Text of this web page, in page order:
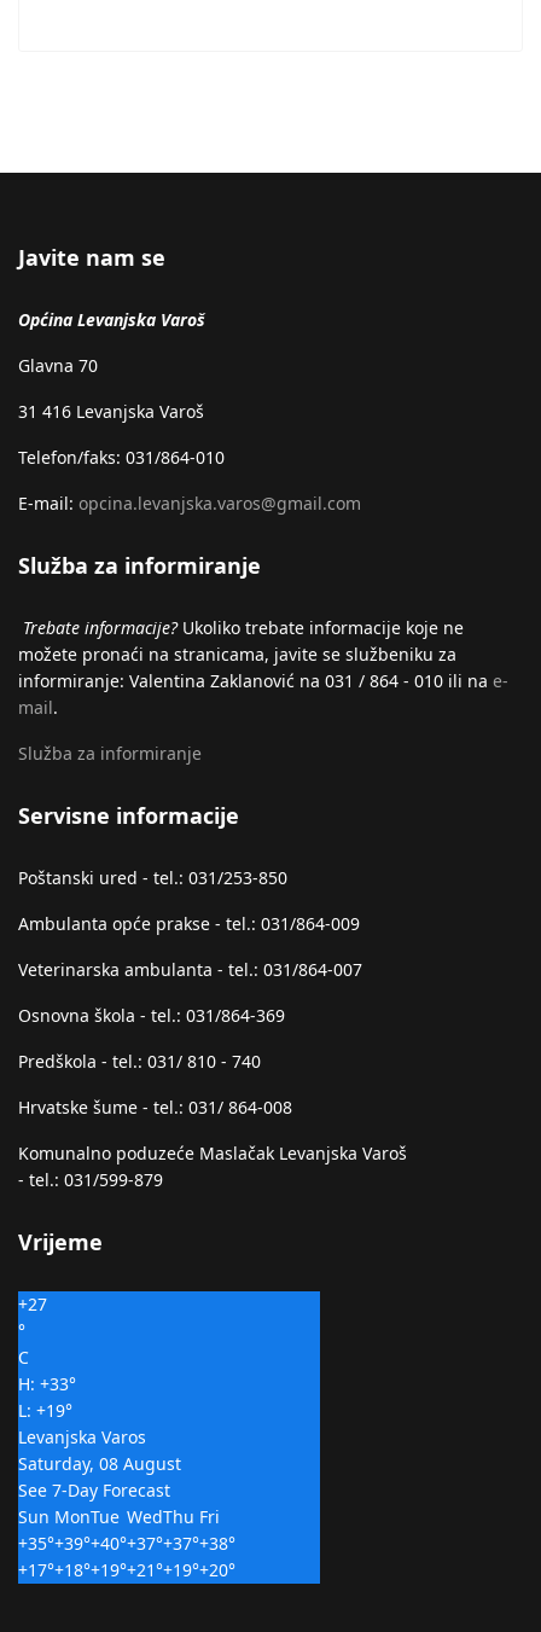
Javite nam se
Općina Levanjska Varoš
Glavna 70
31 416 Levanjska Varoš
Telefon/faks: 031/864-010
E-mail: opcina.levanjska.varos@gmail.com
Služba za informiranje
Trebate informacije?Ukoliko trebate informacije koje ne
možete pronaći na stranicama, javite se službeniku za
informiranje: Valentina Zaklanović na 031 / 864 - 010 ili na e-
mail.
Služba za informiranje
Servisne informacije
Poštanski ured - tel.: 031/253-850
Ambulanta opće prakse - tel.: 031/864-009
Veterinarska ambulanta - tel.: 031/864-007
Osnovna škola - tel.: 031/864-369
Predškola - tel.: 031/ 810 - 740
Hrvatske šume - tel.: 031/ 864-008
Komunalno poduzeće Maslačak Levanjska Varoš
- tel.: 031/599-879
Vrijeme
+27
°
C
H: +33°
L: +19°
Levanjska Varos
Saturday, 08 August
See 7-Day Forecast
Sun MonTue WedThu Fri
+35°+39°+40°+37°+37°+38°
+17°+18°+19°+21°+19°+20°